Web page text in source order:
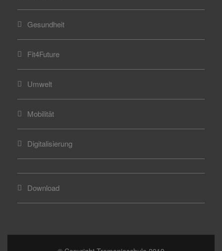
Gesundheit
Fit4Future
Umwelt
Mobilität
Digitalisierung
Download